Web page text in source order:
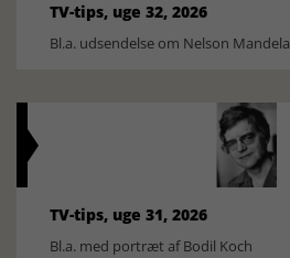
TV-tips, uge 32, 2026
Bl.a. udsendelse om Nelson Mandela
TV-tips, uge 31, 2026
Bl.a. med portræt af Bodil Koch